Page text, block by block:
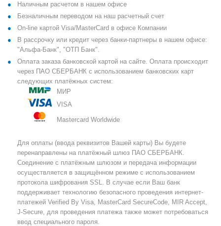
Наличным расчетом в нашем офисе
Безналичным переводом на наш расчетный счет
On-line картой Visa/MasterCard в офисе Компании
В рассрочку или кредит через банки-партнеры в нашем офисе:
"Альфа-Банк", "ОТП Банк".
Оплата заказа банковской картой на сайте. Оплата происходит
через ПАО СБЕРБАНК с использованием банковских карт
следующих платёжных систем:
МИР
VISA
Mastercard Worldwide
Для оплаты (ввода реквизитов Вашей карты) Вы будете
перенаправлены на платёжный шлюз ПАО СБЕРБАНК.
Соединение с платёжным шлюзом и передача информации
осуществляется в защищённом режиме с использованием
протокола шифрования SSL. В случае если Ваш банк
поддерживает технологию безопасного проведения интернет-
платежей Verified By Visa, MasterCard SecureCode, MIR Accept,
J-Secure, для проведения платежа также может потребоваться
ввод специального пароля.